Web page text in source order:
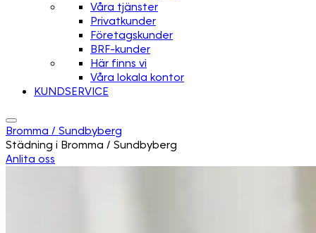
Våra tjänster
Privatkunder
Företagskunder
BRF-kunder
Här finns vi
Våra lokala kontor
KUNDSERVICE
Bromma / Sundbyberg
Städning i Bromma / Sundbyberg
Anlita oss